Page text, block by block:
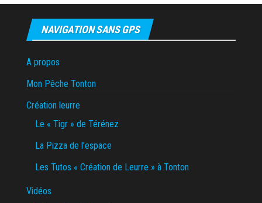
NAVIGATION SANS GPS
A propos
Mon Pêche Tonton
Création leurre
Le « Tigr » de Térénez
La Pizza de l’espace
Les Tutos « Création de Leurre » à Tonton
Vidéos